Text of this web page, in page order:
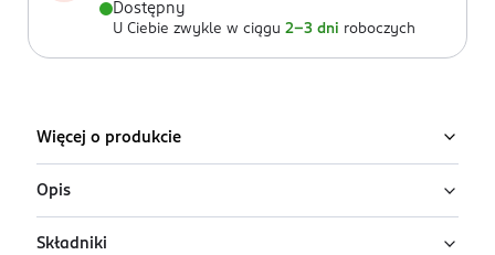
Dostępny
U Ciebie zwykle w ciągu 2-3 dni roboczych
Więcej o produkcie
Opis
Składniki